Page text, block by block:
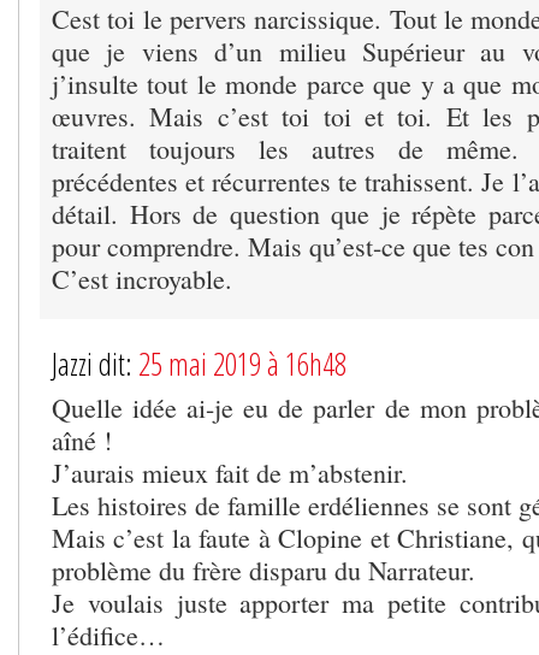
Cest toi le pervers narcissique. Tout le
que je viens d’un milieu Supérieur au
j’insulte tout le monde parce que y a que
œuvres. Mais c’est toi toi et toi. Et les
traitent toujours les autres de même.
précédentes et récurrentes te trahissent. Je
détail. Hors de question que je répète
pour comprendre. Mais qu’est-ce que tes con
C’est incroyable.
Jazzi dit: 25 mai 2019 à 16h48
Quelle idée ai-je eu de parler de mon
aîné !
J’aurais mieux fait de m’abstenir.
Les histoires de famille erdéliennes se sont
Mais c’est la faute à Clopine et Christiane,
problème du frère disparu du Narrateur.
Je voulais juste apporter ma petite
l’édifice…